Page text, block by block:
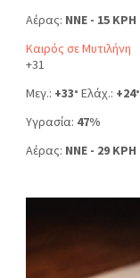
Αέρας: NNE - 15 KPH
Καιρός σε Μυτιλήνη
+31
Μεγ.: +33° Ελάχ.: +24°
Υγρασία: 47%
Αέρας: NNE - 29 KPH